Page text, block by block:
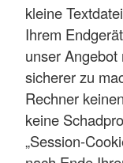
kleine
Ihrem
unser
sicherer zu
Rechner
keine
„Session-